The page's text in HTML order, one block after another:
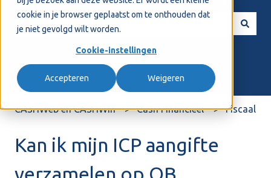
cookie in je browser geplaatst om te onthouden dat
je niet gevolgd wilt worden.
Cookie-instellingen
Accepteren Weigeren
CASHWeb en CASHWin Cash Financieel Fiscaal
Kan ik mijn ICP aangifte